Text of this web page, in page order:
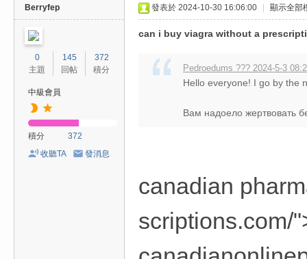
Berryfep
0
主題
145
回帖
372
積分
中級會員
積分
372
收聽TA
發消息
發表於 2024-10-30 16:06:00 顯示全部
can i buy viagra without a
Pedroedums ??? 2024-5-3
Hello everyone! I go by the
Вам надоело жертвовать
canadian
scriptions.com/